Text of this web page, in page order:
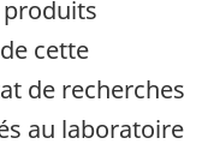
cette
de recherches
au laboratoire